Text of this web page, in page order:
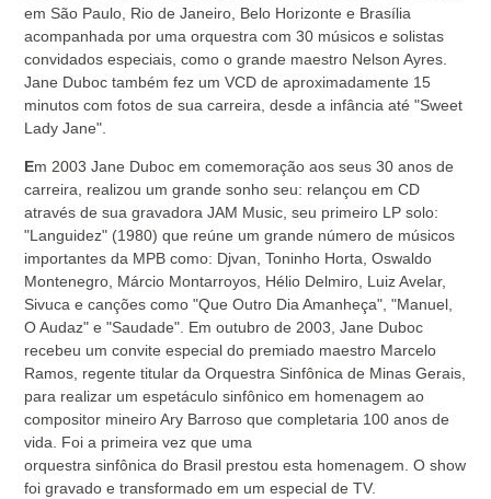
em São Paulo, Rio de Janeiro, Belo Horizonte e Brasília
acompanhada por uma orquestra com 30 músicos e solistas
convidados especiais, como o grande maestro Nelson Ayres.
Jane Duboc também fez um VCD de aproximadamente 15
minutos com fotos de sua carreira, desde a infância até "Sweet
Lady Jane".
Em 2003 Jane Duboc em comemoração aos seus 30 anos de
carreira, realizou um grande sonho seu: relançou em CD
através de sua gravadora JAM Music, seu primeiro LP solo:
"Languidez" (1980) que reúne um grande número de músicos
importantes da MPB como: Djvan, Toninho Horta, Oswaldo
Montenegro, Márcio Montarroyos, Hélio Delmiro, Luiz Avelar,
Sivuca e canções como "Que Outro Dia Amanheça", "Manuel,
O Audaz" e "Saudade". Em outubro de 2003, Jane Duboc
recebeu um convite especial do premiado maestro Marcelo
Ramos, regente titular da Orquestra Sinfônica de Minas Gerais,
para realizar um espetáculo sinfônico em homenagem ao
compositor mineiro Ary Barroso que completaria 100 anos de
vida. Foi a primeira vez que uma
orquestra sinfônica do Brasil prestou esta homenagem. O show
foi gravado e transformado em um especial de TV.